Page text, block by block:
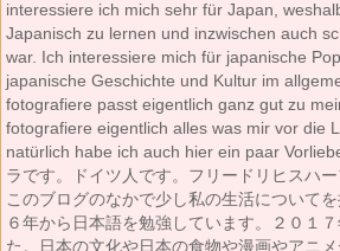
interessiere ich mich sehr für Japan,
Japanisch zu lernen und inzwischen auch
war. Ich interessiere mich für japanische
japanische Geschichte und Kultur im
fotografiere passt eigentlich ganz gut zu
fotografiere eigentlich alles was mir vor die
natürlich habe ich auch hier ein paar
ラです。ドイツ人です。フリードリヒスハー
このブログのなかで少し私の生活について
６年から日本語を勉強しています。２０１
た。日本の文化や日本の食物や漫画やアニ